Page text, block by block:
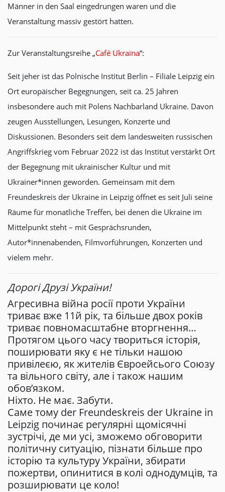
Männer in den Saal eingedrungen waren und die
Veranstaltung massiv gestört hatten.
Zur Veranstaltungsreihe „Café Ukraїna“:
Seit jeher ist das Polnische Institut Berlin – Filiale Leipzig ein
Ort europäischer Begegnungen, seit ca. 25 Jahren
insbesondere auch mit Polens Nachbarland Ukraine. Davon
zeugen Ausstellungen, Lesungen, Konzerte und
Diskussionen. Besonders seit dem landesweiten russischen
Angriffskrieg vom Februar 2022 ist das Institut verstärkt Ort
der Begegnung mit ukrainischer Kultur und mit
Ukrainer*innen geworden. Gemeinsam mit dem
Freundeskreis der Ukraine in Leipzig öffnet es seit Juli seine
Räume für monatliche Treffen, bei denen die Ukraine im
Mittelpunkt steht – mit Gesprächsrunden,
Autor*innenabenden, Filmvorführungen, Konzerten und
vielem mehr.
Дорогі Друзі України!
Агресивна війна росії проти України
триває вже 11й рік, та більше двох років
триває повномасштабне вторгнення…
Протягом цього часу твориться історія,
поширювати яку є не тільки нашою
привілеєю, як жителів Євроейсього Союзу
та вільного світу, але і також нашим
обов’язком.
Ніхто. Не має. Забути.
Саме тому der Freundeskreis der Ukraine in
Leipzig починає регулярні щомісячні
зуcтрічі, де ми усі, зможемо обговорити
політичну ситуацію, пізнати більше про
історію та культуру України, збирати
пожертви, опинитися в колі однодумців, та
розширювати це коло!